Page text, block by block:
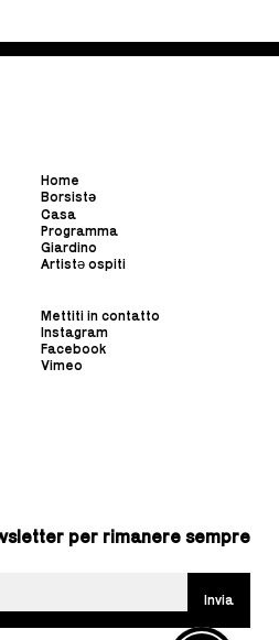
Home
Borsistə
Casa
Programma
Giardino
Artistə ospiti
Mettiti in contatto
Instagram
Facebook
Vimeo
per rimanere sempre